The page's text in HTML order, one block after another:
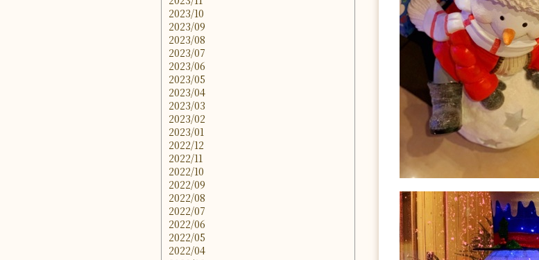
2023/10
2023/09
2023/08
2023/07
2023/06
2023/05
2023/04
2023/03
2023/02
2023/01
2022/12
2022/11
2022/10
2022/09
2022/08
2022/07
2022/06
2022/05
2022/04